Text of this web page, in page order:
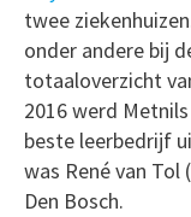
twee
onder andere bij
totaaloverzicht
2016 werd
beste leerbedrijf
was René van
Den Bosch.